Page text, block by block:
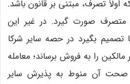
اولاً تصرف، مبتنی بر قانون باشد.
متصرف صورت گیرد. در غیر این
تصمیم بگیرد در حصه سایر شرکا
را به فروش برساند؛ معامله
آن منوط به پذیرش سایر